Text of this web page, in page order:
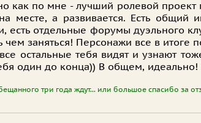
как по мне - лучший ролевой проект
месте, а развивается. Есть общий
есть отдельные форумы дуэльного
чем заняться! Персонажи все в итоге
остальные тебя видят и узнают
один до конца)) В общем, идеально!
три года ждут... или большое спасибо за